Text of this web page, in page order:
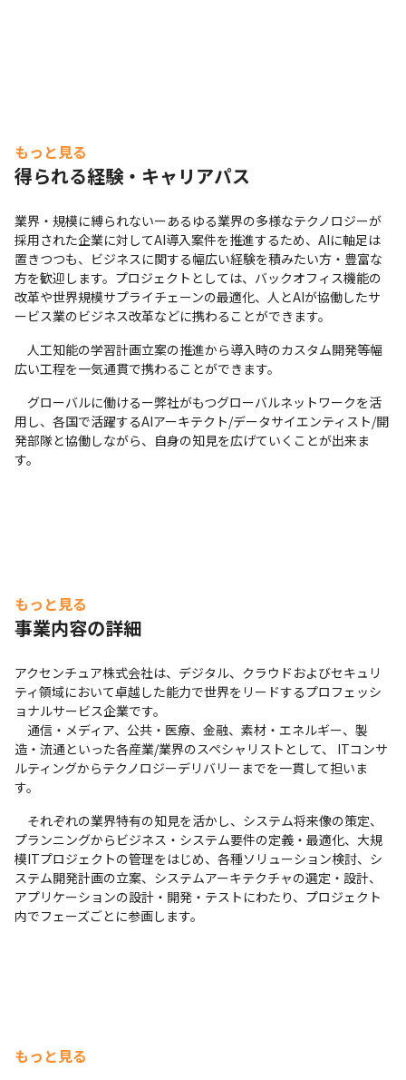
もっと見る
得られる経験・キャリアパス
業界・規模に縛られないーあるゆる業界の多様なテクノロジーが
採用された企業に対してAI導入案件を推進するため、AIに軸足は
置きつつも、ビジネスに関する幅広い経験を積みたい方・豊富な
方を歓迎します。プロジェクトとしては、バックオフィス機能の
改革や世界規模サプライチェーンの最適化、人とAIが協働したサ
ービス業のビジネス改革などに携わることができます。
人工知能の学習計画立案の推進から導入時のカスタム開発等幅
広い工程を一気通貫で携わることができます。
グローバルに働けるー弊社がもつグローバルネットワークを活
用し、各国で活躍するAIアーキテクト/データサイエンティスト/開
発部隊と協働しながら、自身の知見を広げていくことが出来ま
す。
もっと見る
事業内容の詳細
アクセンチュア株式会社は、デジタル、クラウドおよびセキュリ
ティ領域において卓越した能力で世界をリードするプロフェッシ
ョナルサービス企業です。
通信・メディア、公共・医療、金融、素材・エネルギー、製
造・流通といった各産業/業界のスペシャリストとして、 ITコンサ
ルティングからテクノロジーデリバリーまでを一貫して担いま
す。
それぞれの業界特有の知見を活かし、システム将来像の策定、
プランニングからビジネス・システム要件の定義・最適化、大規
模ITプロジェクトの管理をはじめ、各種ソリューション検討、シ
ステム開発計画の立案、システムアーキテクチャの選定・設計、
アプリケーションの設計・開発・テストにわたり、プロジェクト
内でフェーズごとに参画します。
もっと見る